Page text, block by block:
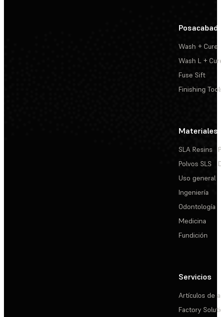
Wash + Cure
Wash L +
Fuse Sift
Finishing
Materiales
SLA Resins
Polvos SLS
Uso general
Ingeniería
Odontología
Medicina
Fundición
Servicios
Artículos de
Factory